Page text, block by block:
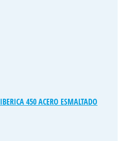
450 ACERO ESMALTADO